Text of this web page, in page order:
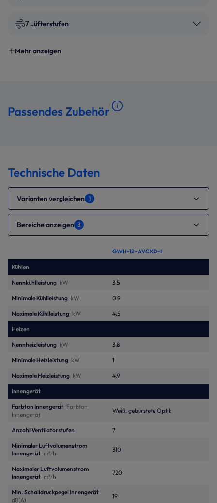
7 Lüfterstufen
Mehr anzeigen
Passendes Zubehör
Technische Daten
Varianten vergleichen 1
Bereiche anzeigen 3
GWH-12-AVCXD-I
Kühlen
Nennkühlleistung kW 3.5
Minimale Kühlleistung kW 0.9
Maximale Kühlleistung kW 4.5
Heizen
Nennheizleistung kW 3.8
Minimale Heizleistung kW 1
Maximale Heizleistung kW 4.9
Innengerät
Farbton Innengerät Farbton
Innengerät
Weiß, gebürstete Optik
Anzahl Ventilatorstufen 7
Minimaler Luftvolumenstrom
Innengerät m³/h
310
Maximaler Luftvolumenstrom
Innengerät m³/h
720
Min. Schalldruckpegel Innengerät
dB(A)
19